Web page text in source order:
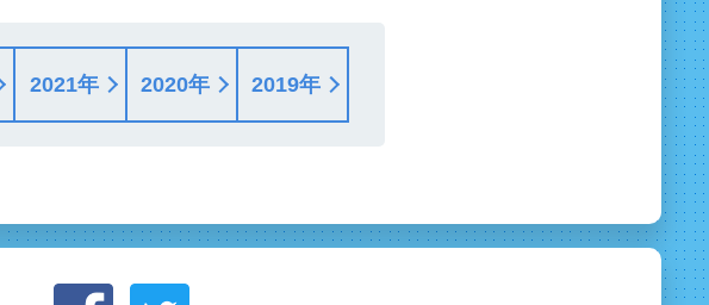
2021年 2020年 2019年